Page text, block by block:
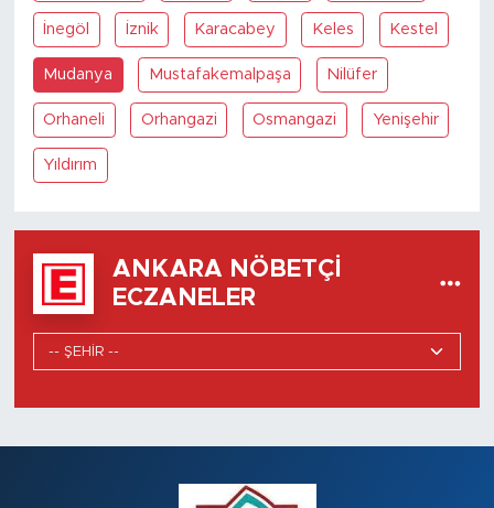
İnegöl İznik Karacabey Keles Kestel
Mudanya Mustafakemalpaşa Nilüfer
Orhaneli Orhangazi Osmangazi Yenişehir
Yıldırım
ANKARA NÖBETÇI
ECZANELER